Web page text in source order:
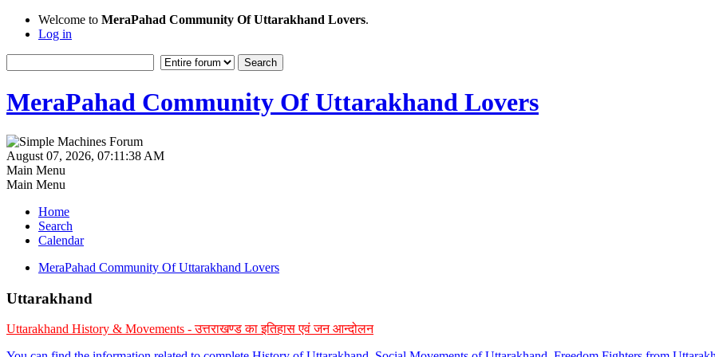
Welcome to MeraPahad Community Of Uttarakhand Lovers.
Log in
MeraPahad Community Of Uttarakhand Lovers
August 07, 2026, 07:11:38 AM
Main Menu
Main Menu
Home
Search
Calendar
MeraPahad Community Of Uttarakhand Lovers
Uttarakhand
Uttarakhand History & Movements - उत्तराखण्ड का इतिहास एवं जन आन्दोलन